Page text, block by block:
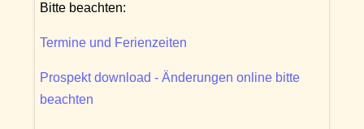
Bitte beachten:
Termine und Ferienzeiten
Prospekt download - Änderungen online bitte
beachten